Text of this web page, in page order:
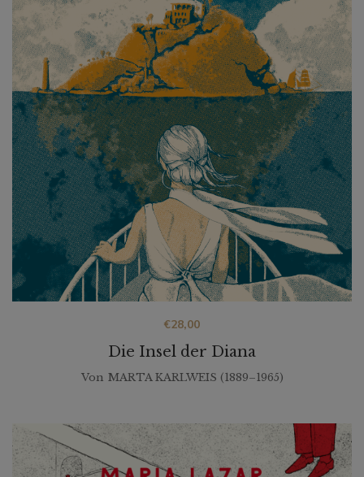
Die Insel der Diana
€28,00
Von MARTA KARLWEIS (1889–1965)